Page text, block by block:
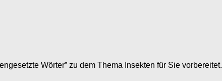
Wörter” zu dem Thema Insekten für Sie vorbereitet.